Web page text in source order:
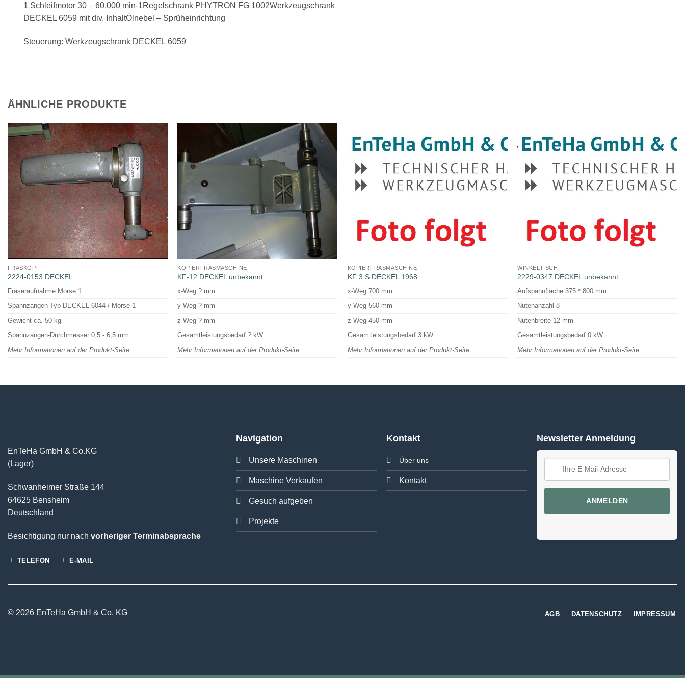
1 Schleifmotor 30 – 60.000 min-1Regelschrank PHYTRON FG 1002Werkzeugschrank
DECKEL 6059 mit div. InhaltÖlnebel – Sprüheinrichtung
Steuerung: Werkzeugschrank DECKEL 6059
ÄHNLICHE PRODUKTE
FRÄSKOPF
2224-0153 DECKEL
Fräseraufnahme Morse 1
Spannzangen Typ DECKEL 6044 / Morse-1
Gewicht ca. 50 kg
Spannzangen-Durchmesser 0,5 - 6,5 mm
Mehr Informationen auf der Produkt-Seite
KOPIERFRÄSMASCHINE
KF-12 DECKEL unbekannt
x-Weg ? mm
y-Weg ? mm
z-Weg ? mm
Gesamtleistungsbedarf ? kW
Mehr Informationen auf der Produkt-Seite
KOPIERFRÄSMASCHINE
KF 3 S DECKEL 1968
x-Weg 700 mm
y-Weg 560 mm
z-Weg 450 mm
Gesamtleistungsbedarf 3 kW
Mehr Informationen auf der Produkt-Seite
WINKELTISCH
2229-0347 DECKEL unbekannt
Aufspannfläche 375 * 800 mm
Nutenanzahl 8
Nutenbreite 12 mm
Gesamtleistungsbedarf 0 kW
Mehr Informationen auf der Produkt-Seite
EnTeHa GmbH & Co.KG
(Lager)
Schwanheimer Straße 144
64625 Bensheim
Deutschland
Besichtigung nur nach vorheriger Terminabsprache
TELEFON E-MAIL
Navigation
Unsere Maschinen
Maschine Verkaufen
Gesuch aufgeben
Projekte
Kontakt
Über uns
Kontakt
Newsletter Anmeldung
ANMELDEN
© 2026 EnTeHa GmbH & Co. KG AGB DATENSCHUTZ IMPRESSUM